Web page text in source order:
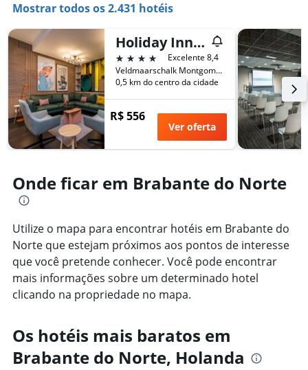
X
exibindo
o
número
de
dias
antes
da
estadia
O
gráfico
eixo
Y
exibindo
o
preço
médio
de
um
quarto
Mostrar todos os 2.431 hotéis
Holiday Inn Eindhoven Centre
4 estrelas
Excelente 8,4
Veldmaarschalk Montgomerylaan1, Eindhoven, Brabante do Norte, Holanda
0,5 km do centro da cidade
R$ 556
Ver oferta
Onde ficar em Brabante do Norte
Utilize o mapa para encontrar hotéis em Brabante do
Norte que estejam próximos aos pontos de interesse
que você pretende conhecer. Você pode encontrar
mais informações sobre um determinado hotel
clicando na propriedade no mapa.
Os hotéis mais baratos em
Brabante do Norte, Holanda